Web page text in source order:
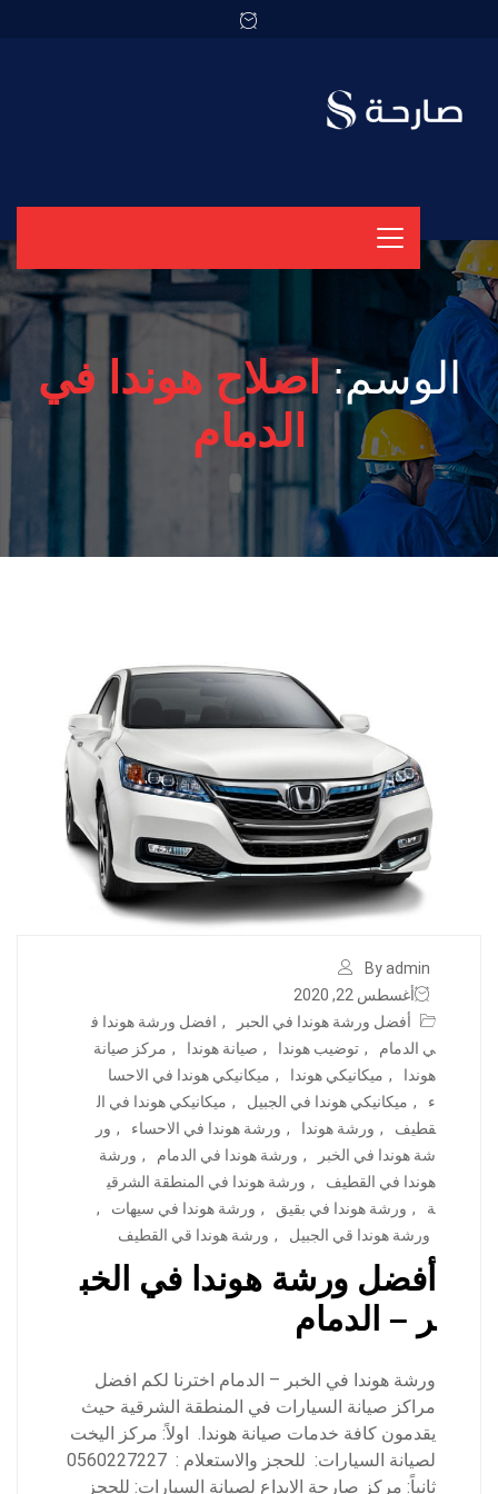
الوسم:اصلاح هوندا في
الدمام
By admin
أغسطس 22, 2020
أفضل ورشة هوندا في الحبر
, افضل ورشة هوندا ف
ي الدمام
, توضيب هوندا , صيانة هوندا , مركز صيانة
هوندا
, ميكانيكي هوندا , ميكانيكي هوندا في الاحسا
ء
, ميكانيكي هوندا في الجبيل , ميكانيكي هوندا في ال
قطيف
, ورشة هوندا , ورشة هوندا في الاحساء , ور
شة هوندا في الخبر
, ورشة هوندا في الدمام , ورشة
هوندا في القطيف
, ورشة هوندا في المنطقة الشرقي
ة
, ورشة هوندا في بقيق , ورشة هوندا في سيهات
,
ورشة هوندا قي الجبيل
, ورشة هوندا قي القطيف
أفضل ورشة هوندا في الخب
ر – الدمام
ورشة هوندا في الخبر – الدمام اخترنا لكم افضل
مراكز صيانة السيارات في المنطقة الشرقية حيث
يقدمون كافة خدمات صيانة هوندا. اولاً: مركز اليخت
لصيانة السيارات: للحجز والاستعلام : 0560227227
ثانياً: مركز صارحة الابداع لصيانة السيارات: للحجز